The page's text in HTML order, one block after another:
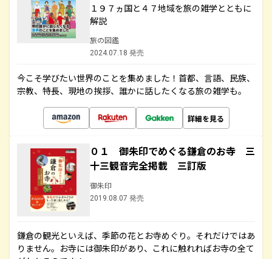
１９７ヵ国と４７地域を旅の雑学とともに
解説
旅の図鑑
2024.07.18 発売
今こそ学びたい世界のことを集めました！首都、言語、民族、
宗教、特長、現地の挨拶、誰かに話したくなる旅の雑学も。
詳細を見る
０１ 御朱印でめぐる鎌倉のお寺 三
十三観音完全掲載 三訂版
御朱印
2019.08.07 発売
鎌倉の観光といえば、季節の花とお寺めぐり。それだけではあ
りません。お寺には御朱印があり、これに触れればお寺の全て